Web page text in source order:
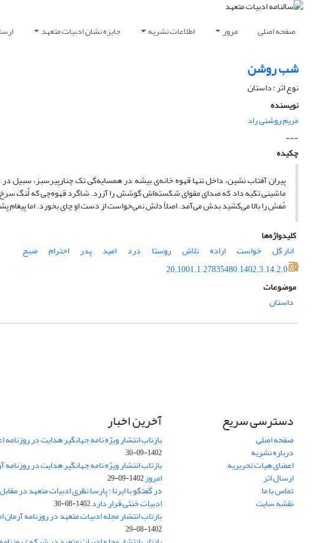
صفحه اصلی مرور اطلاعات نشریه جایزه نشان ادبیات متعهد
شب روشن
نوع اثر : داستان
نویسنده
مریم روشنی راد
---
چکیده
پیران آفتاب نشین، داخل تنها قهوه خانه‌ی بیشه در همسایه‌گی تک چنار‌پیرسبز،
ماشینی تکیه داد که صدای مقوای شکسته‌اش گوشش را آزرد. شاگرد قهوه‌چی که لُنگ
مُفش را بالا می‌کشید بدش می‌آمد‌. اصلاً دلش نمی‌خواست از دست او چای بخورد. اما پیغام
کلیدواژه‌ها
انار گل
خواست اراده تلاش روستا درد امید پدر احترام
صبح
20.1001.1.27835480.1402.3.14.2.0
موضوعات
داستان
دسترسی سریع
صفحه اصلی
درباره نشریه
اعضای هیات تحریریه
ارسال اثر
تماس با ما
نقشه سایت
آخرین اخبار
بازتاب انتشار ویژه نامه جهانگیر هدایت در روزنامه
1402-09-30
بازتاب انتشار ویژه نامه جهانگیر هدایت در روزنامه
امروز1402-09-29
در گفتگو با ایرنا : پارسا نظری ادبیات متعهد در مقابل
ادبیات خنثی قرار دارد1402-08-30
بازتاب انتشار مجله ادبیات متعهد در روزنامه آرمان
1402-08-29